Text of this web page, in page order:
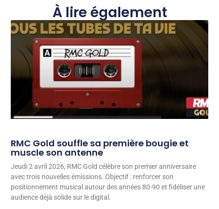
À lire également
RMC Gold souffle sa première bougie et
muscle son antenne
Jeudi 2 avril 2026, RMC Gold célèbre son premier anniversaire
avec trois nouvelles émissions. Objectif : renforcer son
positionnement musical autour des années 80-90 et fidéliser une
audience déjà solide sur le digital.